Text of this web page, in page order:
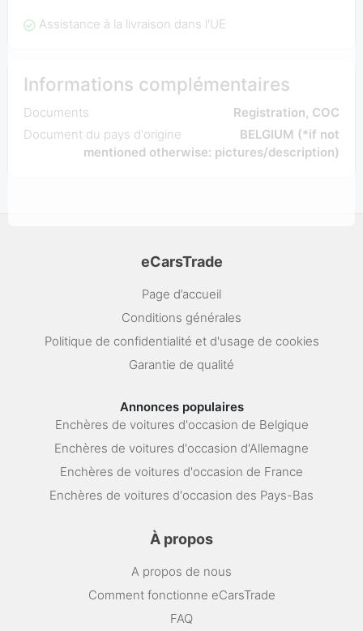
Assistance à la livraison dans l'UE
Informations complémentaires
Documents
Registration, COC
Document du pays d'origine
BELGIUM (*if not
mentioned otherwise: pictures/description)
eCarsTrade
Page d’accueil
Conditions générales
Politique de confidentialité et d'usage de cookies
Garantie de qualité
Annonces populaires
Enchères de voitures d'occasion de Belgique
Enchères de voitures d'occasion d'Allemagne
Enchères de voitures d'occasion de France
Enchères de voitures d'occasion des Pays-Bas
À propos
A propos de nous
Comment fonctionne eCarsTrade
FAQ